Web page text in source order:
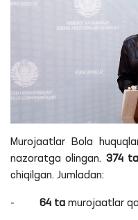
Murojaatlar Bola
nazoratga olingan. 374 ta
chiqilgan. Jumladan:
- 64 ta murojaatlar